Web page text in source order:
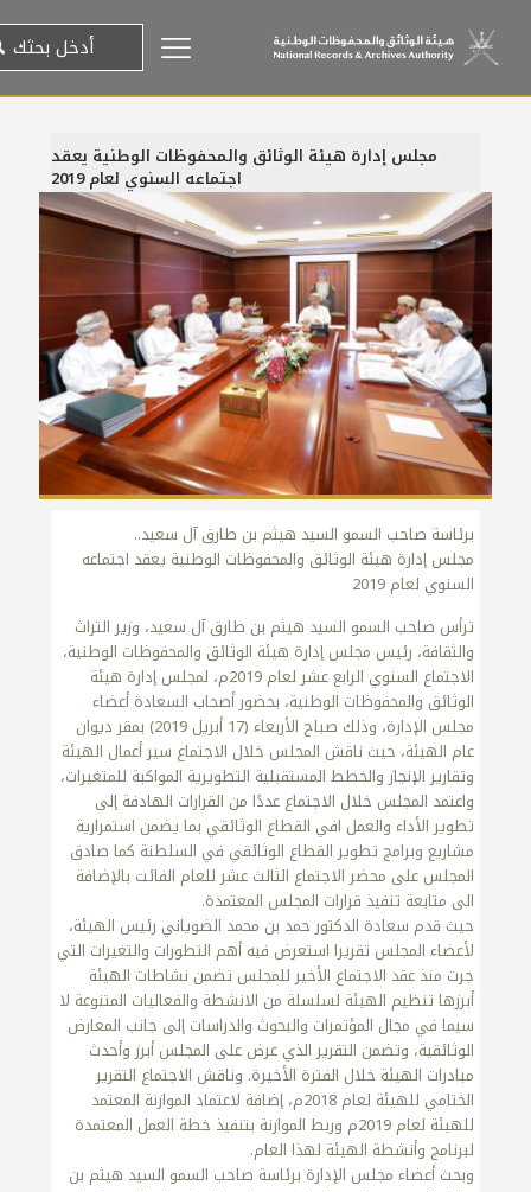
مجلس إدارة هيئة الوثائق والمحفوظات الوطنية يعقد
اجتماعه السنوي لعام 2019
17 أبريل، 2019
برئاسة صاحب السمو السيد هيثم بن طارق آل سعيد..
مجلس إدارة هيئة الوثائق والمحفوظات الوطنية يعقد اجتماعه
السنوي لعام 2019
ترأس صاحب السمو السيد هيثم بن طارق آل سعيد، وزير التراث
والثقافة، رئيس مجلس إدارة هيئة الوثائق والمحفوظات الوطنية،
الاجتماع السنوي الرابع عشر لعام 2019م، لمجلس إدارة هيئة
الوثائق والمحفوظات الوطنية، بحضور أصحاب السعادة أعضاء
مجلس الإدارة، وذلك صباح الأربعاء (17 أبريل 2019) بمقر ديوان
عام الهيئة، حيث ناقش المجلس خلال الاجتماع سير أعمال الهيئة
وتقارير الإنجاز والخطط المستقبلية التطويرية المواكبة للمتغيرات،
واعتمد المجلس خلال الاجتماع عددًا من القرارات الهادفة إلى
تطوير الأداء والعمل افي القطاع الوثائقي بما يضمن استمرارية
مشاريع وبرامج تطوير القطاع الوثائقي في السلطنة كما صادق
المجلس على محضر الاجتماع الثالث عشر للعام الفائت بالإضافة
الى متابعة تنفيذ قرارات المجلس المعتمدة.
حيث قدم سعادة الدكتور حمد بن محمد الضوياني رئيس الهيئة،
لأعضاء المجلس تقريرا استعرض فيه أهم التطورات والتغيرات التي
جرت منذ عقد الاجتماع الأخير للمجلس تضمن نشاطات الهيئة
أبرزها تنظيم الهيئة لسلسلة من الانشطة والفعاليات المتنوعة لا
سيما في مجال المؤتمرات والبحوث والدراسات إلى جانب المعارض
الوثائقية، وتضمن التقرير الذي عرض على المجلس أبرز وأحدث
مبادرات الهيئة خلال الفترة الأخيرة. وناقش الاجتماع التقرير
الختامي للهيئة لعام 2018م، إضافة لاعتماد الموازنة المعتمد
للهيئة لعام 2019م وربط الموازنة بتنفيذ خطة العمل المعتمدة
لبرنامج وأنشطة الهيئة لهذا العام.
وبحث أعضاء مجلس الإدارة برئاسة صاحب السمو السيد هيثم بن